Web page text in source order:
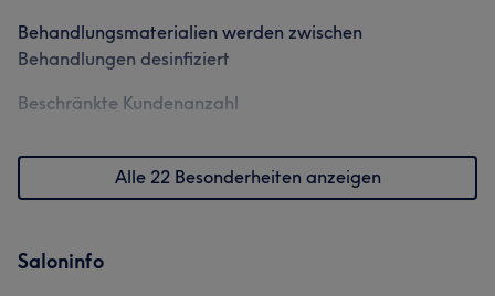
Behandlungsmaterialien werden zwischen
Behandlungen desinfiziert
Beschränkte Kundenanzahl
Alle 22 Besonderheiten anzeigen
Saloninfo